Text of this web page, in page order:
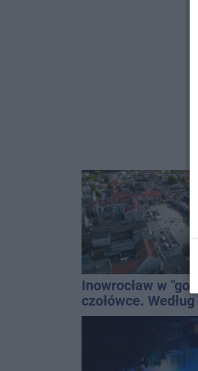
Inowrocław w
czołówce. Według
analizy Onetu
miasto jest jednym
najbardziej